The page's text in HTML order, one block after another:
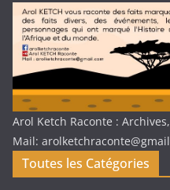
Arol Ketch Raconte :
Mail:
Toutes les Catégories